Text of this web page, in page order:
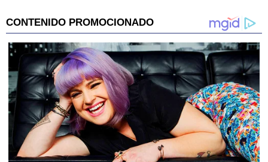
minute,
41
seconds